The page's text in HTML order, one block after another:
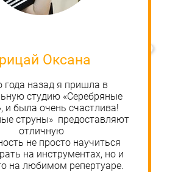
Оксана
года назад я пришла в
студию «Серебряные
и была очень счастлива!
струны» предоставляют
отличную
не просто научиться
на инструментах, но и
на любимом репертуаре.